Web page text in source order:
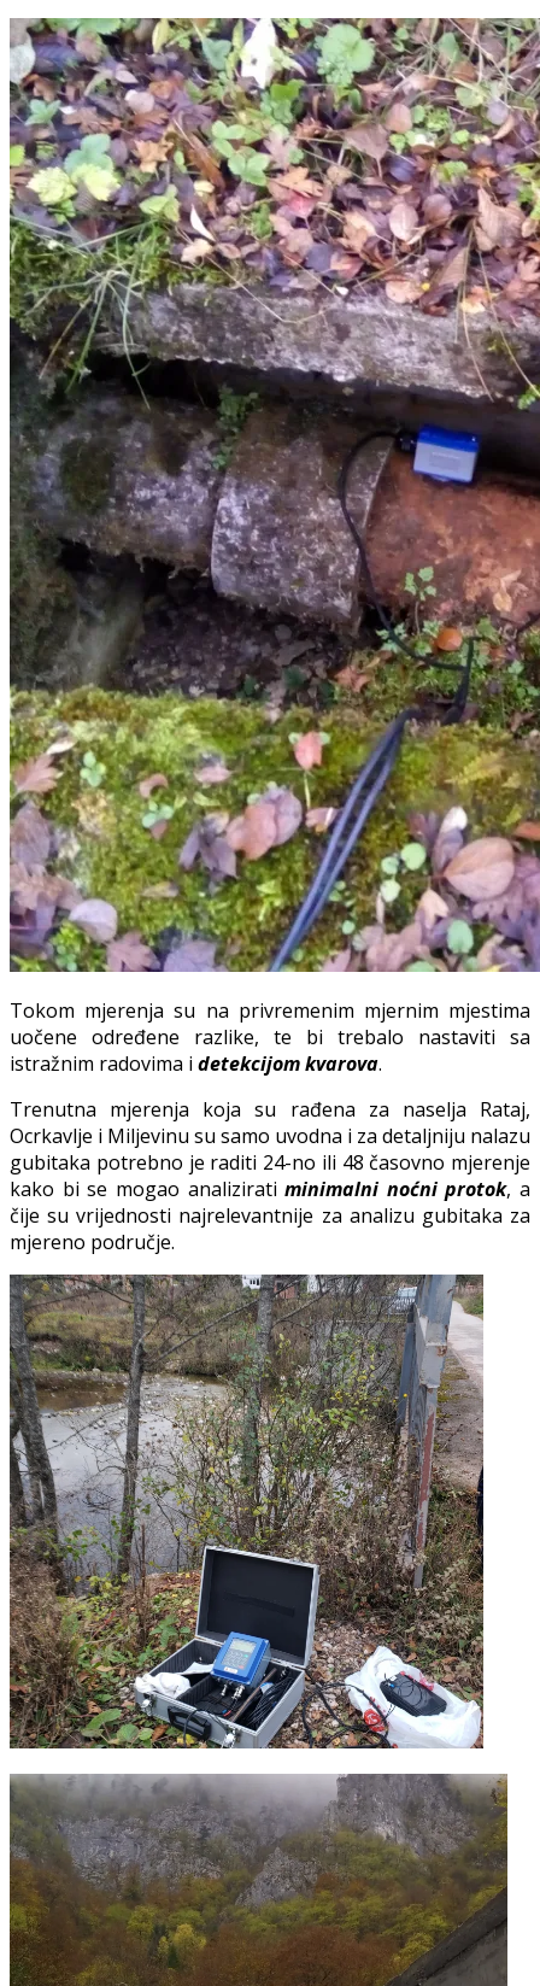
Tokom mjerenja su na privremenim mjernim mjestima
uočene određene razlike, te bi trebalo nastaviti sa
istražnim radovima i detekcijom kvarova.
Trenutna mjerenja koja su rađena za naselja Rataj,
Ocrkavlje i Miljevinu su samo uvodna i za detaljniju nalazu
gubitaka potrebno je raditi 24-no ili 48 časovno mjerenje
kako bi se mogao analiziratiminimalni noćni protok, a
čije su vrijednosti najrelevantnije za analizu gubitaka za
mjereno područje.